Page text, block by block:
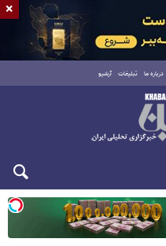
درباره ما تبلیغات آرشیو
×